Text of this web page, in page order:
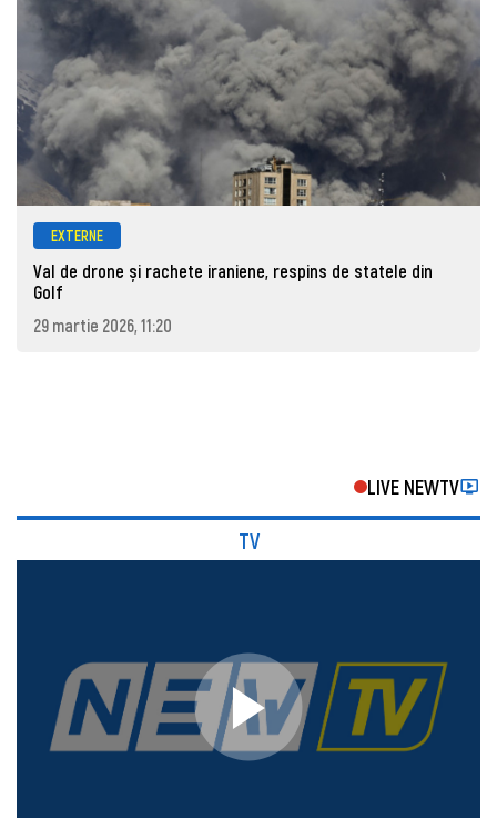
EXTERNE
Val de drone și rachete iraniene, respins de statele din
Golf
29 martie 2026, 11:20
LIVE NEWTV
TV